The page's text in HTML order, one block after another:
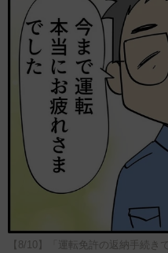
【8/10】「運転免許の返納手続き